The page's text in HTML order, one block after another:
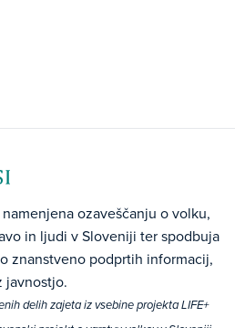
ozaveščanju o volku,
in ljudi v Sloveniji ter spodbuja
znanstveno podprtih informacij,
javnostjo.
delih zajeta iz vsebine projekta LIFE+